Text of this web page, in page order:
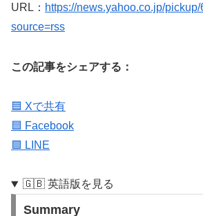
URL： https://news.yahoo.co.jp/
source=rss
この記事をシェアする：
🟦 Xで共有
🟦 Facebook
🟩 LINE
🇬🇧 英語版を見る
Summary